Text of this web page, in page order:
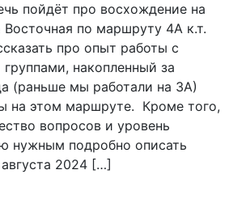
пойдёт про восхождение на
по маршруту 4А к.т.
про опыт работы с
накопленный за
(раньше мы работали на 3А)
на этом маршруте. Кроме того,
вопросов и уровень
нужным подробно описать
2024 […]